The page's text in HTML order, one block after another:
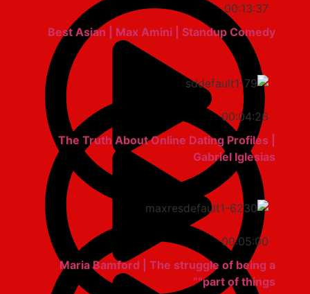
00:13:37
Best Asian | Max Amini | Standup Comedy
00:04:26
The Truth About Online Dating Profiles |
Gabriel Iglesias
00:05:00
Maria Bamford | The struggle of being a
“part of things”